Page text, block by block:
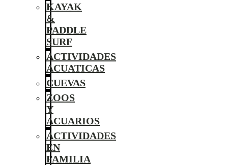
KAYAK
&
PADDLE
SURF
ACTIVIDADES
ACUATICAS
CUEVAS
ZOOS
Y
ACUARIOS
ACTIVIDADES
EN
FAMILIA